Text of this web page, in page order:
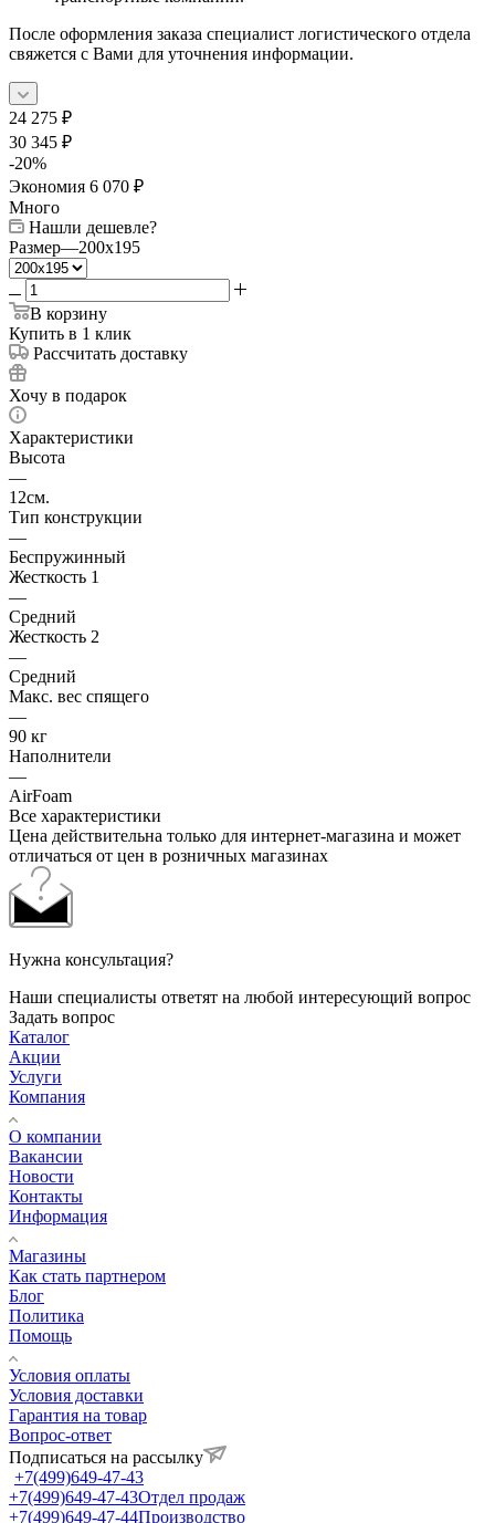
После оформления заказа специалист логистического отдела
свяжется с Вами для уточнения информации.
24 275 ₽
30 345 ₽
-20%
Экономия 6 070 ₽
Много
Нашли дешевле?
Размер—200x195
В корзину
Купить в 1 клик
Рассчитать доставку
Хочу в подарок
Характеристики
Высота
—
12см.
Тип конструкции
—
Беспружинный
Жесткость 1
—
Средний
Жесткость 2
—
Средний
Макс. вес спящего
—
90 кг
Наполнители
—
AirFoam
Все характеристики
Цена действительна только для интернет-магазина и может
отличаться от цен в розничных магазинах
Нужна консультация?
Наши специалисты ответят на любой интересующий вопрос
Задать вопрос
Каталог
Акции
Услуги
Компания
О компании
Вакансии
Новости
Контакты
Информация
Магазины
Как стать партнером
Блог
Политика
Помощь
Условия оплаты
Условия доставки
Гарантия на товар
Вопрос-ответ
Подписаться на рассылку
+7(499)649-47-43
+7(499)649-47-43Отдел продаж
+7(499)649-47-44Производство